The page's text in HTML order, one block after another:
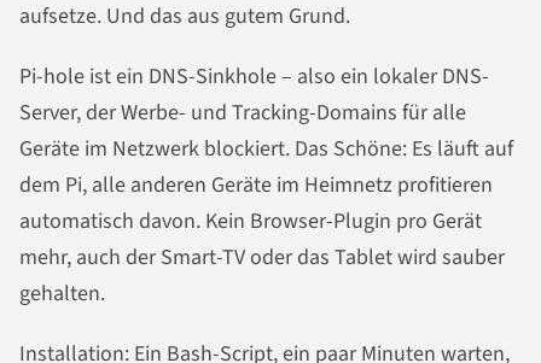
aufsetze. Und das aus gutem Grund.
Pi-hole ist ein DNS-Sinkhole – also ein lokaler DNS-
Server, der Werbe- und Tracking-Domains für alle
Geräte im Netzwerk blockiert. Das Schöne: Es läuft auf
dem Pi, alle anderen Geräte im Heimnetz profitieren
automatisch davon. Kein Browser-Plugin pro Gerät
mehr, auch der Smart-TV oder das Tablet wird sauber
gehalten.
Installation: Ein Bash-Script, ein paar Minuten warten,